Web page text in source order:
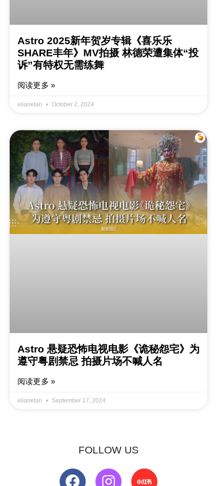
Astro 2025新年贺岁专辑《喜乐乐
SHARE丰年》MV拍摄 林德荣遭集体“投
诉”有特权无需练舞
阅读更多 »
elianetan October 2, 2024
Astro 悬疑恐怖电视电影《诡秘怨宅》为
遵守粤剧禁忌 拍摄片场不喊人名
阅读更多 »
elianetan September 17, 2024
FOLLOW US